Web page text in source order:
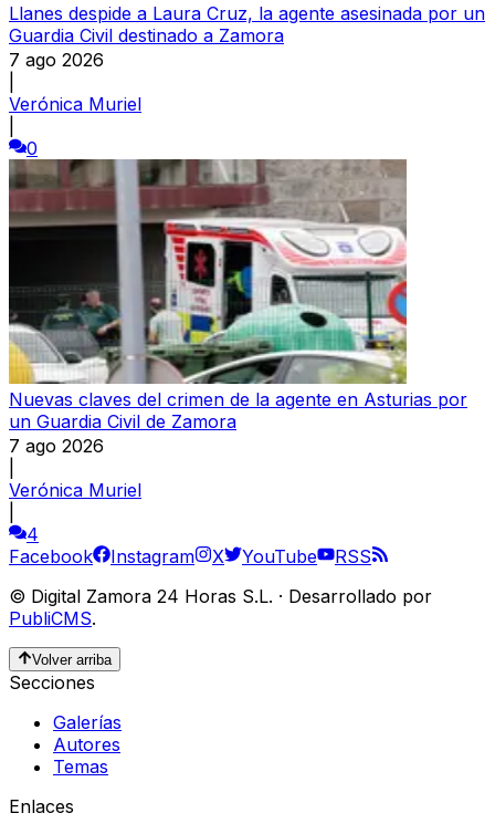
Llanes despide a Laura Cruz, la agente asesinada por un
Guardia Civil destinado a Zamora
7 ago 2026
Verónica Muriel
0
Nuevas claves del crimen de la agente en Asturias por
un Guardia Civil de Zamora
7 ago 2026
Verónica Muriel
4
Facebook
Instagram X YouTube
RSS
© Digital Zamora 24 Horas S.L. · Desarrollado por
PubliCMS.
Volver arriba
Secciones
Galerías
Autores
Temas
Enlaces